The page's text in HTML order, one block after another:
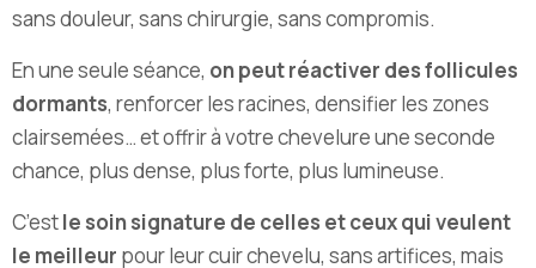
sans douleur, sans chirurgie, sans compromis.
En une seule séance, on peut réactiver des follicules
dormants, renforcer les racines, densifier les zones
clairsemées… et offrir à votre chevelure une seconde
chance, plus dense, plus forte, plus lumineuse.
C’estle soin signature de celles et ceux qui veulent
le meilleur pour leur cuir chevelu, sans artifices, mais